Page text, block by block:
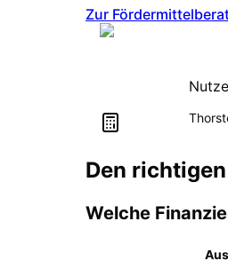
Zur
Den
Welche